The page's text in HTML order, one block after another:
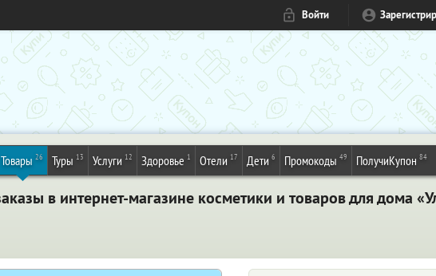
Войти
Товары 26 Туры 13 Услуги 12 Здоровье 1 Отели 17 Дети 6 Промокоды 49 ПолучиКупон 84
в интернет-магазине косметики и товаров для дома